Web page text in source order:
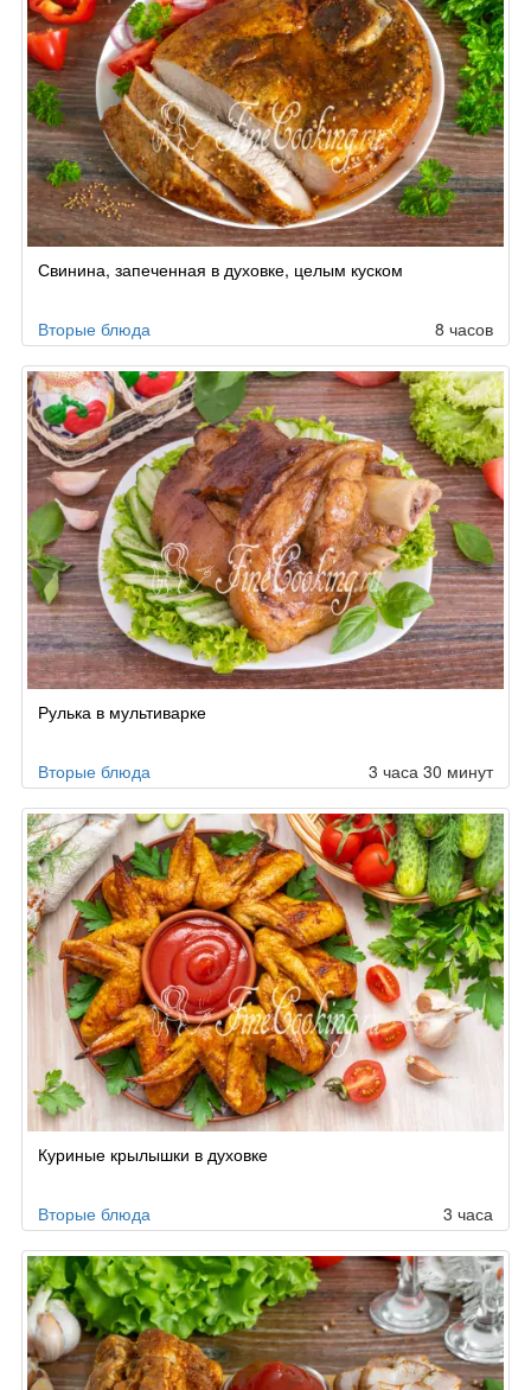
Свинина, запеченная в духовке, целым куском
Вторые блюда 8 часов
Рулька в мультиварке
Вторые блюда 3 часа 30 минут
Куриные крылышки в духовке
Вторые блюда 3 часа